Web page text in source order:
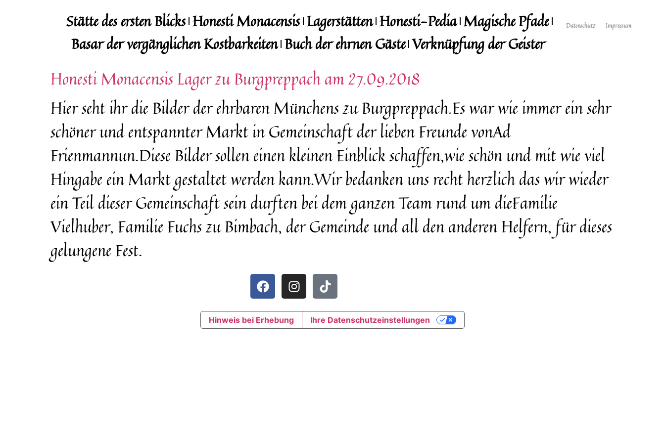
Stätte des ersten Blicks Honesti Monacensis Lagerstätten Honesti-Pedia Magische Pfade
Basar der vergänglichen Kostbarkeiten Buch der ehrnen Gäste Verknüpfung der Geister
Datenschutz Impressum
Honesti Monacensis Lager zu Burgpreppach am 27.09.2018
Hier seht ihr die Bilder der ehrbaren Münchens zu Burgpreppach.Es war wie immer ein sehr
schöner und entspannter Markt in Gemeinschaft der lieben Freunde vonAd
Frienmannun.Diese Bilder sollen einen kleinen Einblick schaffen,wie schön und mit wie viel
Hingabe ein Markt gestaltet werden kann.Wir bedanken uns recht herzlich das wir wieder
ein Teil dieser Gemeinschaft sein durften bei dem ganzen Team rund um dieFamilie
Vielhuber, Familie Fuchs zu Bimbach, der Gemeinde und all den anderen Helfern, für dieses
gelungene Fest.
Hinweis bei Erhebung Ihre Datenschutzeinstellungen